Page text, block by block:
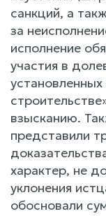
санкций, а
за
исполнение
участия в
взысканию.
представили
характер, не
уклонения
обосновали